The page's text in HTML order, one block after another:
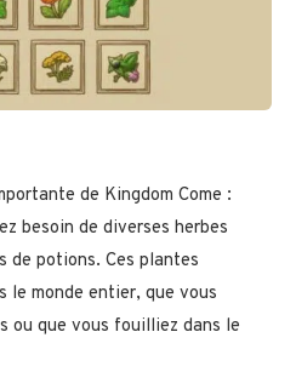
de Kingdom Come :
besoin de diverses herbes
de potions. Ces plantes
le monde entier, que vous
ou que vous fouilliez dans le